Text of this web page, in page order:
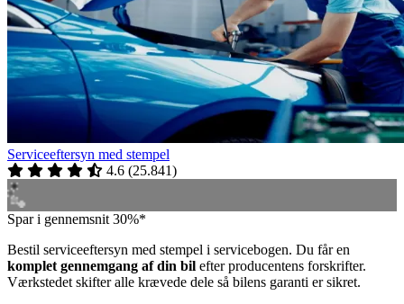
Serviceeftersyn med stempel
4.6 (25.841)
Spar i gennemsnit 30%*
Bestil serviceeftersyn med stempel i servicebogen. Du får en
komplet gennemgang af din bil efter producentens forskrifter.
Værkstedet skifter alle krævede dele så bilens garanti er sikret.